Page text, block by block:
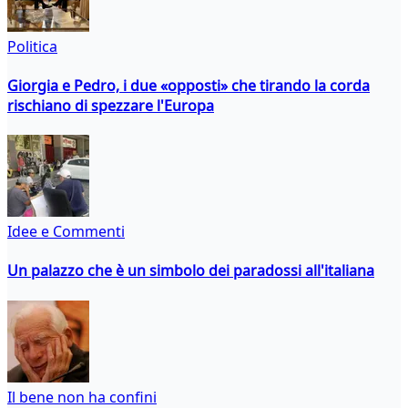
Politica
Giorgia e Pedro, i due «opposti» che tirando la corda
rischiano di spezzare l'Europa
Idee e Commenti
Un palazzo che è un simbolo dei paradossi all'italiana
Il bene non ha confini